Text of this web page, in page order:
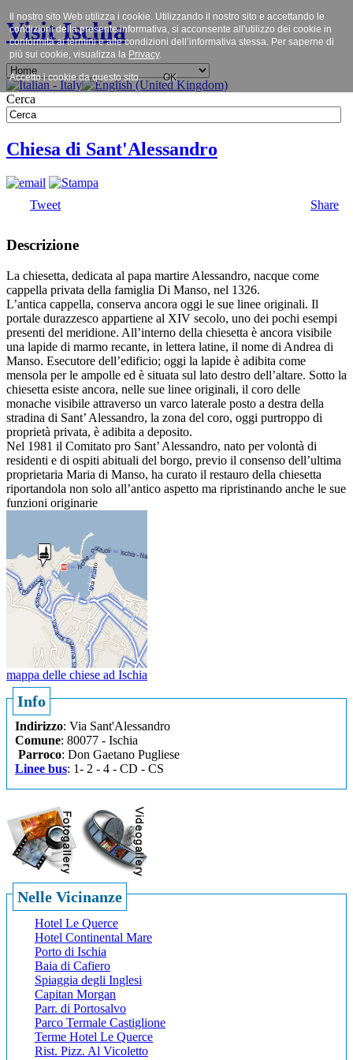
Visit Ischia
Cerca
Chiesa di Sant'Alessandro
Tweet Share
Descrizione
La chiesetta, dedicata al papa martire Alessandro, nacque come
cappella privata della famiglia Di Manso, nel 1326.
L’antica cappella, conserva ancora oggi le sue linee originali. Il
portale durazzesco appartiene al XIV secolo, uno dei pochi esempi
presenti del meridione. All’interno della chiesetta è ancora visibile
una lapide di marmo recante, in lettera latine, il nome di Andrea di
Manso. Esecutore dell’edificio; oggi la lapide è adibita come
mensola per le ampolle ed è situata sul lato destro dell’altare. Sotto la
chiesetta esiste ancora, nelle sue linee originali, il coro delle
monache visibile attraverso un varco laterale posto a destra della
stradina di Sant’ Alessandro, la zona del coro, oggi purtroppo di
proprietà privata, è adibita a deposito.
Nel 1981 il Comitato pro Sant’ Alessandro, nato per volontà di
residenti e di ospiti abituali del borgo, previo il consenso dell’ultima
proprietaria Maria di Manso, ha curato il restauro della chiesetta
riportandola non solo all’antico aspetto ma ripristinando anche le sue
funzioni originarie
mappa delle chiese ad Ischia
Info
Indirizzo: Via Sant'Alessandro
Comune: 80077 - Ischia
Parroco: Don Gaetano Pugliese
Linee bus: 1- 2 - 4 - CD - CS
Nelle Vicinanze
Hotel Le Querce
Hotel Continental Mare
Porto di Ischia
Baia di Cafiero
Spiaggia degli Inglesi
Capitan Morgan
Parr. di Portosalvo
Parco Termale Castiglione
Terme Hotel Le Querce
Rist. Pizz. Al Vicoletto
Il nostro sito Web utilizza i cookie. Utilizzando il nostro sito e accettando le
condizioni della presente informativa, si acconsente all'utilizzo dei cookie in
conformità ai termini e alle condizioni dell’informativa stessa. Per saperne di
più sui cookie, visualizza la Privacy.
Accetto i cookie da questo sito. OK